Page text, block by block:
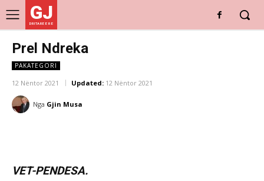
GJ
DRITARE E RE
Prel Ndreka
PAKATEGORI
12 Nëntor 2021 Updated: 12 Nëntor 2021
Nga Gjin Musa
VET-PENDESA.